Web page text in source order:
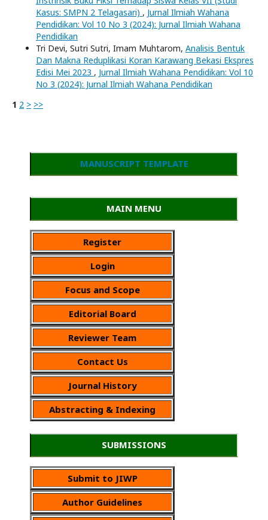
Kasus: SMPN 2 Telagasari) , Jurnal Ilmiah Wahana
Pendidikan: Vol 10 No 3 (2024): Jurnal Ilmiah Wahana
Pendidikan
Tri Devi, Sutri Sutri, Imam Muhtarom, Analisis Bentuk
Dan Makna Reduplikasi Koran Karawang Bekasi Ekspres
Edisi Mei 2023 , Jurnal Ilmiah Wahana Pendidikan: Vol 10
No 3 (2024): Jurnal Ilmiah Wahana Pendidikan
1 2 > >>
MANUSCRIPT TEMPLATE
MAIN MENU
Register
Login
Focus and Scope
Editorial Board
Reviewer Team
Contact Us
Journal History
Abstracting & Indexing
SUBMISSIONS
Submit to JIWP
Author Guidelines